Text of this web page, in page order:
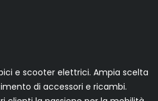
e scooter elettrici. Ampia scelta
di accessori e ricambi.